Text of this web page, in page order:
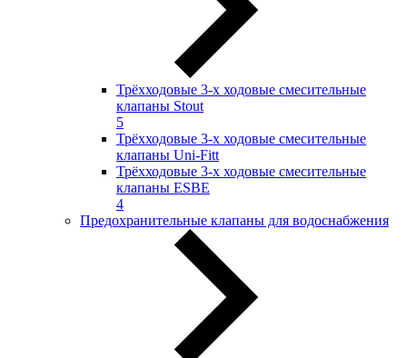
Трёхходовые 3-х ходовые смесительные
клапаны Stout
5
Трёхходовые 3-х ходовые смесительные
клапаны Uni-Fitt
Трёхходовые 3-х ходовые смесительные
клапаны ESBE
4
Предохранительные клапаны для водоснабжения